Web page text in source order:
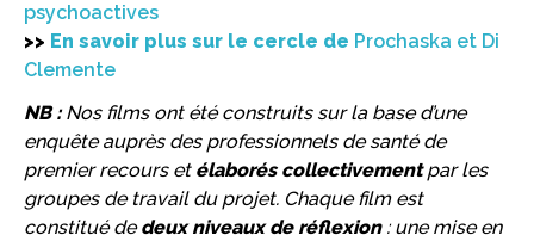
psychoactives
>> En savoir plus sur le cercle de Prochaska et Di
Clemente
NB :Nos films ont été construits sur la base d’une
enquête auprès des professionnels de santé de
premier recours et élaborés collectivementpar les
groupes de travail du projet. Chaque film est
constitué dedeux niveaux de réflexion : une mise en